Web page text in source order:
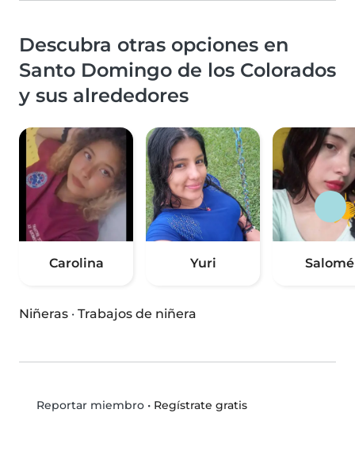
Descubra otras opciones en
Santo Domingo de los Colorados
y sus alrededores
Carolina Yuri Salomé
Niñeras · Trabajos de niñera
Reportar miembro• Regístrate gratis